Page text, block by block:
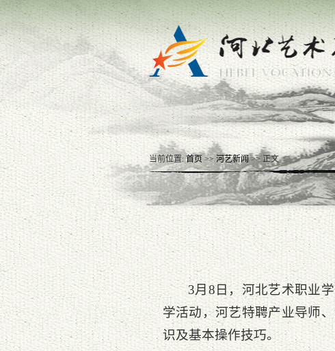
当前位置:首页 >>河艺新闻>> 正文
3月8日，河北艺术职业
学活动，河艺特聘产业导师
识及基本操作技巧。